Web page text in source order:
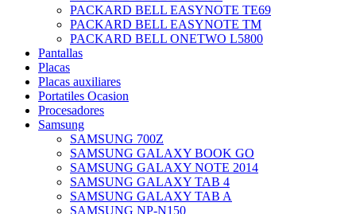
PACKARD BELL EASYNOTE TE69
PACKARD BELL EASYNOTE TM
PACKARD BELL ONETWO L5800
Pantallas
Placas
Placas auxiliares
Portatiles Ocasion
Procesadores
Samsung
SAMSUNG 700Z
SAMSUNG GALAXY BOOK GO
SAMSUNG GALAXY NOTE 2014
SAMSUNG GALAXY TAB 4
SAMSUNG GALAXY TAB A
SAMSUNG NP-N150